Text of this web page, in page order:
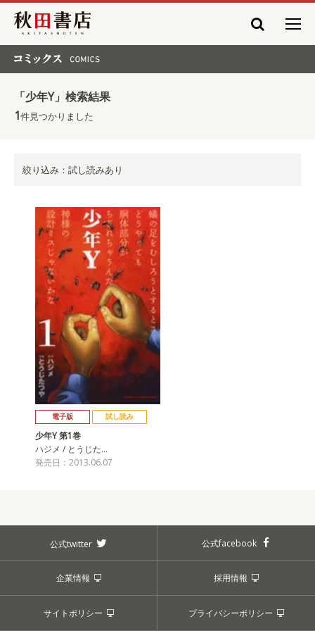
秋田書店
「少年Y」検索結果
1件見つかりました
絞り込み：試し読みあり
電子版 試し読み
少年Y 第1巻
ハジメ / とうじた…
発売日：2013.06.07
公式twitter 公式facebook
企業情報 採用情報
サイトポリシー プライバシーポリシー